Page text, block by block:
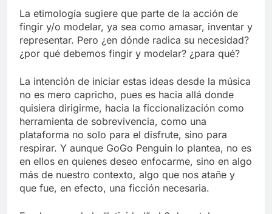
La etimología sugiere que parte de la acción de
fingir y/o modelar, ya sea como amasar, inventar y
representar. Pero ¿en dónde radica su necesidad?
¿por qué debemos fingir y modelar? ¿para qué?
La intención de iniciar estas ideas desde la música
no es mero capricho, pues es hacia allá donde
quisiera dirigirme, hacia la ficcionalización como
herramienta de sobrevivencia, como una
plataforma no solo para el disfrute, sino para
respirar. Y aunque GoGo Penguin lo plantea, no es
en ellos en quienes deseo enfocarme, sino en algo
más de nuestro contexto, algo que nos atañe y
que fue, en efecto, una ficción necesaria.